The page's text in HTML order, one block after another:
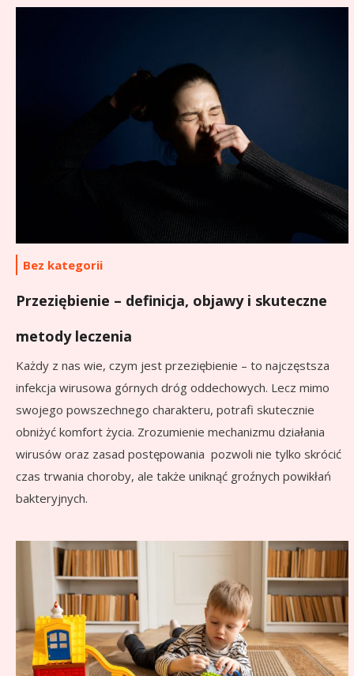
Bez kategorii
Przeziębienie – definicja, objawy i skuteczne
metody leczenia
Każdy z nas wie, czym jest przeziębienie – to najczęstsza
infekcja wirusowa górnych dróg oddechowych. Lecz mimo
swojego powszechnego charakteru, potrafi skutecznie
obniżyć komfort życia. Zrozumienie mechanizmu działania
wirusów oraz zasad postępowania pozwoli nie tylko skrócić
czas trwania choroby, ale także uniknąć groźnych powikłań
bakteryjnych.